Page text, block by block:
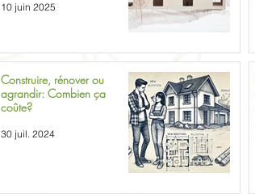
10 juin 2025
Construire, rénover ou
agrandir: Combien ça
coûte?
30 juil. 2024